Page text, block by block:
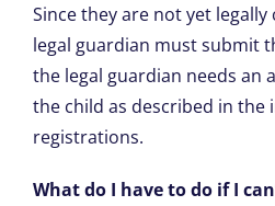
Since they are not yet
legal guardian must submit
the legal guardian needs an
the child as described in
registrations.
What do I have to do if I